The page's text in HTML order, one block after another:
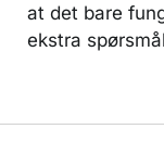
at det bare
ekstra